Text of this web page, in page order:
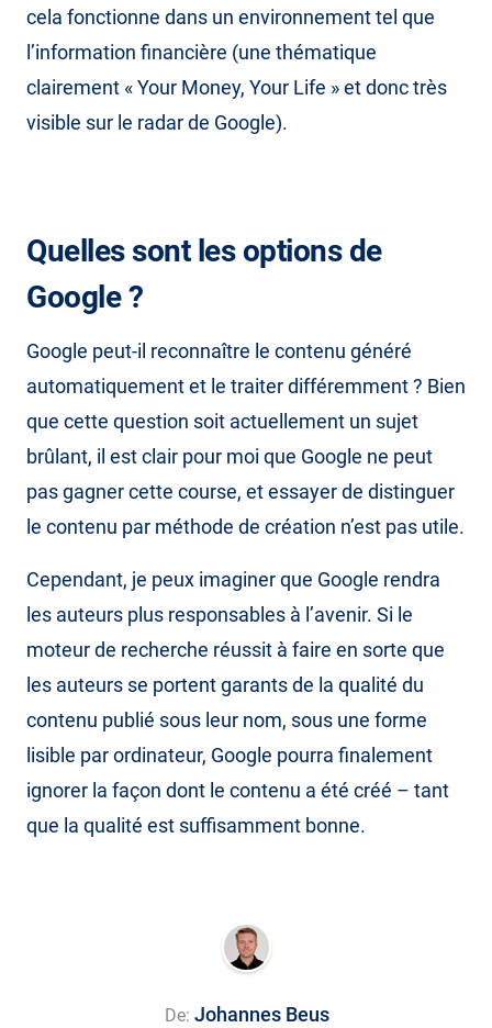
cela fonctionne dans un environnement tel que
l’information financière (une thématique
clairement « Your Money, Your Life » et donc très
visible sur le radar de Google).
Quelles sont les options de
Google ?
Google peut-il reconnaître le contenu généré
automatiquement et le traiter différemment ? Bien
que cette question soit actuellement un sujet
brûlant, il est clair pour moi que Google ne peut
pas gagner cette course, et essayer de distinguer
le contenu par méthode de création n’est pas utile.
Cependant, je peux imaginer que Google rendra
les auteurs plus responsables à l’avenir. Si le
moteur de recherche réussit à faire en sorte que
les auteurs se portent garants de la qualité du
contenu publié sous leur nom, sous une forme
lisible par ordinateur, Google pourra finalement
ignorer la façon dont le contenu a été créé – tant
que la qualité est suffisamment bonne.
De: Johannes Beus